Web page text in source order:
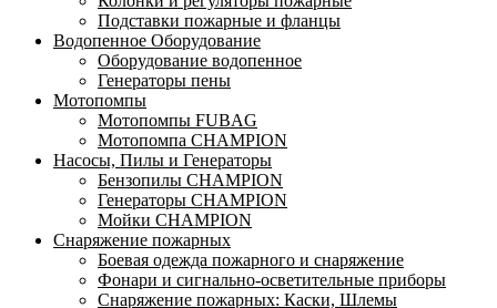
Подставки пожарные и фланцы
Водопенное Оборудование
Оборудование водопенное
Генераторы пены
Мотопомпы
Мотопомпы FUBAG
Мотопомпа CHAMPION
Насосы, Пилы и Генераторы
Бензопилы CHAMPION
Генераторы CHAMPION
Мойки CHAMPION
Снаряжение пожарных
Боевая одежда пожарного и снаряжение
Фонари и сигнально-осветительные приборы
Снаряжение пожарных: Каски, Шлемы